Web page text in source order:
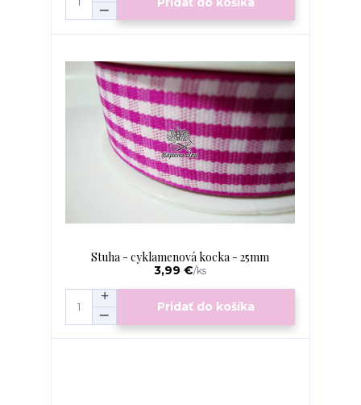
Stuha - cyklamenová kocka - 25mm
3,99 €/ks
Pridať do košíka